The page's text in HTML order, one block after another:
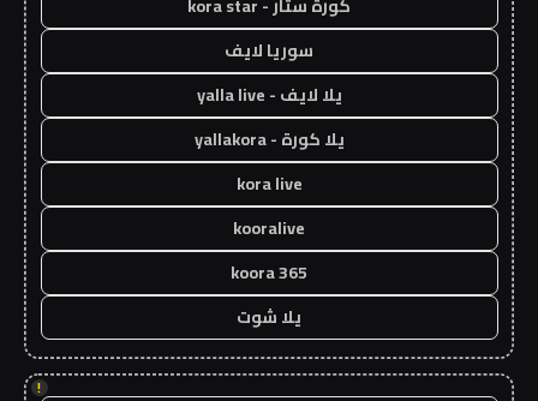
سوريا لايف
يلا لايف - yalla live
يلا كورة - yallakora
kora live
kooralive
koora 365
يلا شوت
!